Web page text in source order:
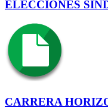
ELECCIONES
CARRERA